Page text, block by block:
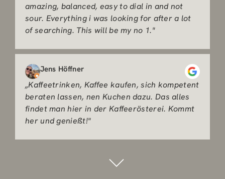
amazing, balanced, easy to dial in and not
sour. Everything i was looking for after a lot
of searching. This will be my no 1."
Jens Höffner
„Kaffeetrinken, Kaffee kaufen, sich kompetent
beraten lassen, nen Kuchen dazu. Das alles
findet man hier in der Kaffeerösterei. Kommt
her und genießt!"